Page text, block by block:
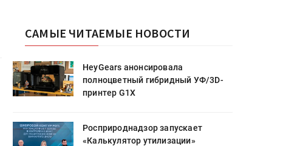
САМЫЕ ЧИТАЕМЫЕ НОВОСТИ
HeyGears анонсировала
полноцветный гибридный УФ/3D-
принтер G1X
Росприроднадзор запускает
«Калькулятор утилизации»